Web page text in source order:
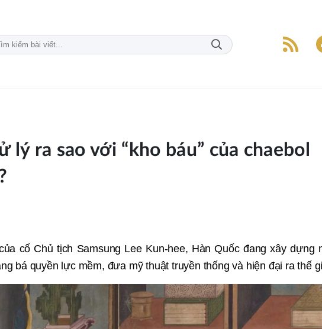
lý ra sao với “kho báu” của chaebol
cố Chủ tịch Samsung Lee Kun-hee, Hàn Quốc đang xây dựng
bá quyền lực mềm, đưa mỹ thuật truyền thống và hiện đại ra thế